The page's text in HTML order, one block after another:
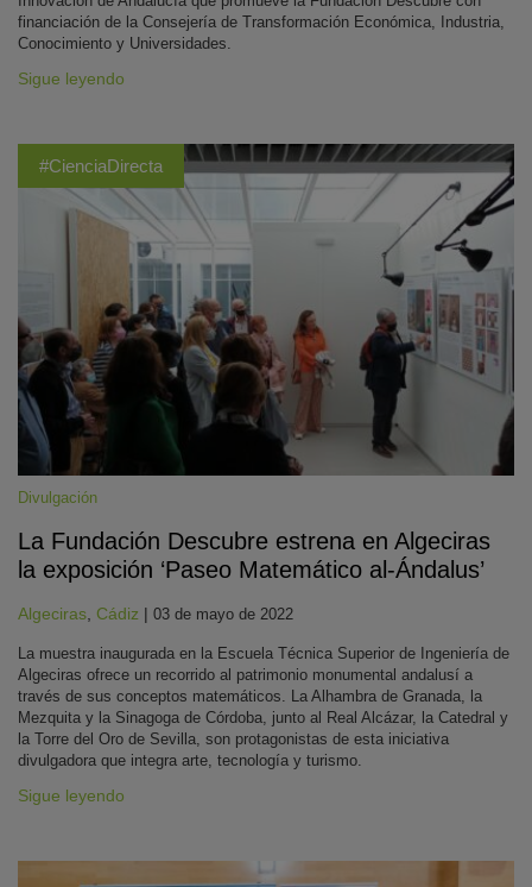
financiación de la Consejería de Transformación Económica, Industria,
Conocimiento y Universidades.
Sigue leyendo
#CienciaDirecta
Divulgación
La Fundación Descubre estrena en Algeciras
la exposición ‘Paseo Matemático al-Ándalus’
Algeciras Cádiz | 03 de mayo de 2022
La muestra inaugurada en la Escuela Técnica Superior de Ingeniería de
Algeciras ofrece un recorrido al patrimonio monumental andalusí a
través de sus conceptos matemáticos. La Alhambra de Granada, la
Mezquita y la Sinagoga de Córdoba, junto al Real Alcázar, la Catedral y
la Torre del Oro de Sevilla, son protagonistas de esta iniciativa
divulgadora que integra arte, tecnología y turismo.
Sigue leyendo